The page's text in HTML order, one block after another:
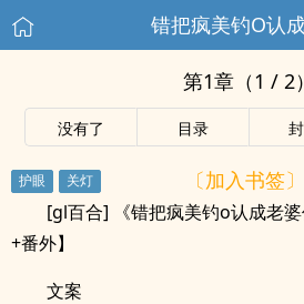
错把疯美钓O认
第1章（1 / 2）
没有了 目录
〔加入书签〕
[gl百合] 《错把疯美钓o认成老
+番外】
文案